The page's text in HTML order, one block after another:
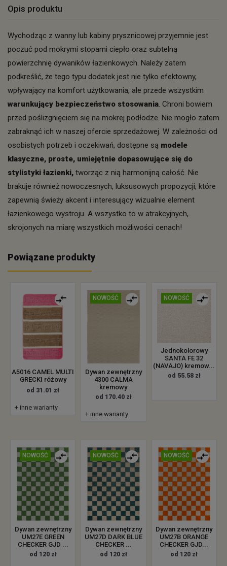
Opis produktu
Wychodząc z wanny lub kabiny prysznicowej przyjemnie jest
poczuć pod mokrymi stopami ciepło oraz subtelną
powierzchnię dywaników łazienkowych. Należy zatem
podkreślić, że tego typu dodatek jest nie tylko efektowny,
wpływający na komfort użytkowania, ale przede wszystkim
warunkujący bezpieczeństwo stosowania. Chroni bowiem
przed poślizgnięciem się na mokrej podłodze. Nie mogło zatem
zabraknąć ich w naszej ofercie sprzedażowej. W zależności od
osobistych potrzeb i oczekiwań, dostępne są modele
klasyczne, proste, umiejętnie dopasowujące się do
stylistyki łazienki, tworząc z nią harmonijną całość. Nie
brakuje również nowoczesnych, luksusowych propozycji, które
zapewnią świeży akcent i interesujący wizualnie element
łazienkowego wystroju. A wszystko to w atrakcyjnych,
skrojonych na miarę wszystkich możliwości cenach!
Powiązane produkty
A5016 CAMEL MULTI
GRECKI różowy
od 31.01 zł
+ inne warianty
NOWOŚĆ
Dywan zewnętrzny
4300 CALMA
kremowy
od 170.40 zł
+ inne warianty
NOWOŚĆ
Jednokolorowy
SANTA FE 32
(NAVAJO) kremow...
od 55.58 zł
NOWOŚĆ
Dywan zewnętrzny
UM27E GREEN
CHECKER GJD ...
od 120 zł
NOWOŚĆ
Dywan zewnętrzny
UM27D DARK BLUE
CHECKER ...
od 120 zł
NOWOŚĆ
Dywan zewnętrzny
UM27B ORANGE
CHECKER GJD...
od 120 zł